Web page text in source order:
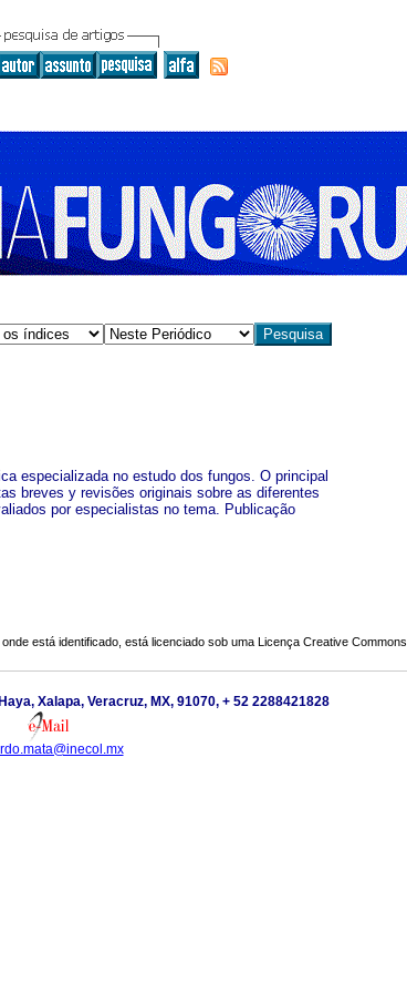
especializada no estudo dos fungos. O principal
breves y revisões originais sobre as diferentes
por especialistas no tema. Publicação
está identificado, está licenciado sob uma Licença Creative Commons
Xalapa, Veracruz, MX, 91070, + 52 2288421828